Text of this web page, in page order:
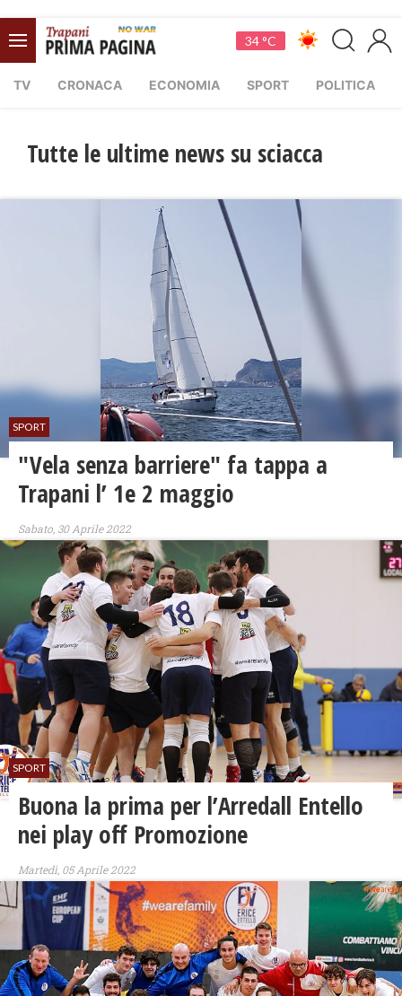
34 °C
TV CRONACA ECONOMIA SPORT POLITICA
Tutte le ultime news su sciacca
SPORT
"Vela senza barriere" fa tappa a
Trapani l’ 1e 2 maggio
Sabato, 30 Aprile 2022
SPORT
Buona la prima per l’Arredall Entello
nei play off Promozione
Martedì, 05 Aprile 2022